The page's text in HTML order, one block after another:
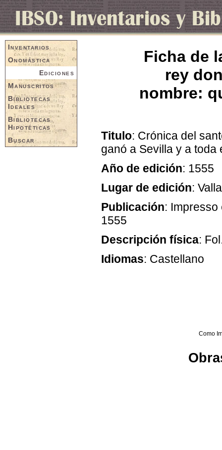
Inventarios
Onomástica
Ediciones
Manuscritos
Bibliotecas
Ideales
Bibliotecas
Hipotéticas
Buscar
Ficha de
rey
nombre:
Titulo: Crónica del
ganó a Sevilla y a toda
Año de edición: 1555
Lugar de edición:
Publicación: Impresso
1555
Descripción física:
Idiomas: Castellano
Como